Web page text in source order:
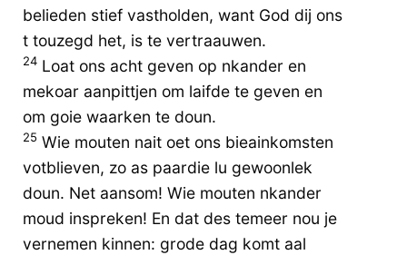
belieden stief vastholden, want God dij ons
t touzegd het, is te vertraauwen.
24 Loat ons acht geven op nkander en
mekoar aanpittjen om laifde te geven en
om goie waarken te doun.
25 Wie mouten nait oet ons bieainkomsten
votblieven, zo as paardie lu gewoonlek
doun. Net aansom! Wie mouten nkander
moud inspreken! En dat des temeer nou je
vernemen kinnen: grode dag komt aal